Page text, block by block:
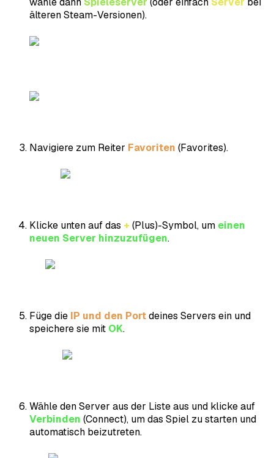
älteren Steam-Versionen).
Navigiere zum Reiter Favoriten (Favorites).
Klicke unten auf das + (Plus)-Symbol, um einen
neuen Server hinzuzufügen.
Füge die IP und den Portdeines Servers ein und
speichere sie mit OK.
Wähle den Server aus der Liste aus und klicke auf
Verbinden (Connect), um das Spiel zu starten und
automatisch beizutreten.